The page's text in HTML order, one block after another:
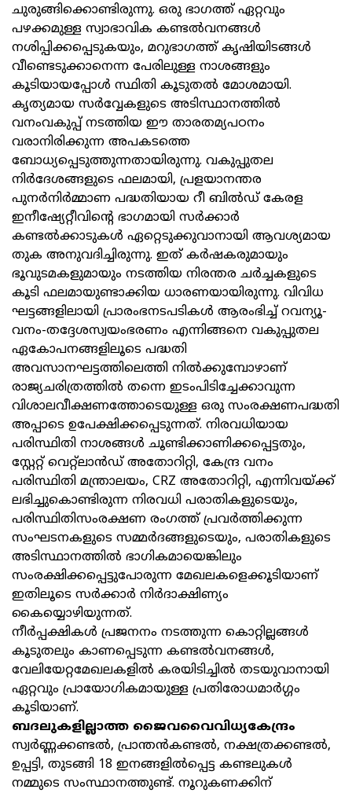
ചുരുങ്ങിക്കൊണ്ടിരുന്നു. ഒരു ഭാഗത്ത് ഏറ്റവും
പഴക്കമുള്ള സ്വാഭാവിക കണ്ടല്‍വനങ്ങള്‍
നശിപ്പിക്കപ്പെടുകയും, മറുഭാഗത്ത് കൃഷിയിടങ്ങള്‍
വീണ്ടെടുക്കാനെന്ന പേരിലുള്ള നാശങ്ങളും
കൂടിയായപ്പോള്‍ സ്ഥിതി കൂടുതല്‍ മോശമായി.
കൃത്യമായ സര്‍വ്വേകളുടെ അടിസ്ഥാനത്തില്‍
വനംവകുപ്പ് നടത്തിയ ഈ താരതമ്യപഠനം
വരാനിരിക്കുന്ന അപകടത്തെ
ബോധ്യപ്പെടുത്തുന്നതായിരുന്നു. വകുപ്പുതല
നിര്‍ദേശങ്ങളുടെ ഫലമായി, പ്രളയാനന്തര
പുനര്‍നിര്‍മ്മാണ പദ്ധതിയായ റീ ബില്‍ഡ് കേരള
ഇനീഷ്യേറ്റീവിന്റെ ഭാഗമായി സര്‍ക്കാര്‍
കണ്ടല്‍ക്കാടുകള്‍ ഏറ്റെടുക്കുവാനായി ആവശ്യമായ
തുക അനുവദിച്ചിരുന്നു. ഇത് കര്‍ഷകരുമായും
ഭൂവുടമകളുമായും നടത്തിയ നിരന്തര ചര്‍ച്ചകളുടെ
കൂടി ഫലമായുണ്ടാക്കിയ ധാരണയായിരുന്നു. വിവിധ
ഘട്ടങ്ങളിലായി പ്രാരംഭനടപടികള്‍ ആരംഭിച്ച് റവന്യൂ-
വനം-തദ്ദേശസ്വയംഭരണം എന്നിങ്ങനെ വകുപ്പുതല
ഏകോപനങ്ങളിലൂടെ പദ്ധതി
അവസാനഘട്ടത്തിലെത്തി നില്‍ക്കുമ്പോഴാണ്
രാജ്യചരിത്രത്തില്‍ തന്നെ ഇടംപിടിച്ചേക്കാവുന്ന
വിശാലവീക്ഷണത്തോടെയുള്ള ഒരു സംരക്ഷണപദ്ധതി
അപ്പാടെ ഉപേക്ഷിക്കപ്പെടുന്നത്. നിരവധിയായ
പരിസ്ഥിതി നാശങ്ങള്‍ ചൂണ്ടിക്കാണിക്കപ്പെട്ടതും,
സ്റ്റേറ്റ് വെറ്റ്ലാന്‍ഡ് അതോറിറ്റി, കേന്ദ്ര വനം
പരിസ്ഥിതി മന്ത്രാലയം, CRZ അതോറിറ്റി, എന്നിവയ്ക്ക്
ലഭിച്ചുകൊണ്ടിരുന്ന നിരവധി പരാതികളുടെയും,
പരിസ്ഥിതിസംരക്ഷണ രംഗത്ത് പ്രവര്‍ത്തിക്കുന്ന
സംഘടനകളുടെ സമ്മര്‍ദങ്ങളുടെയും, പരാതികളുടെ
അടിസ്ഥാനത്തില്‍ ഭാഗികമായെങ്കിലും
സംരക്ഷിക്കപ്പെട്ടുപോരുന്ന മേഖലകളെക്കൂടിയാണ്
ഇതിലൂടെ സര്‍ക്കാര്‍ നിര്‍ദാക്ഷിണ്യം
കൈയ്യൊഴിയുന്നത്.
നീര്‍പ്പക്ഷികള്‍ പ്രജനനം നടത്തുന്ന കൊറ്റില്ലങ്ങള്‍
കൂടുതലും കാണപ്പെടുന്ന കണ്ടല്‍വനങ്ങള്‍,
വേലിയേറ്റമേഖലകളില്‍ കരയിടിച്ചില്‍ തടയുവാനായി
ഏറ്റവും പ്രായോഗികമായുള്ള പ്രതിരോധമാര്‍ഗ്ഗം
കൂടിയാണ്.
ബദലുകളില്ലാത്ത ജൈവവൈവിധ്യകേന്ദ്രം
സ്വർണ്ണക്കണ്ടൽ, പ്രാന്തൻകണ്ടൽ, നക്ഷത്രക്കണ്ടൽ,
ഉപ്പട്ടി, തുടങ്ങി 18 ഇനങ്ങളിൽപ്പെട്ട കണ്ടലുകൾ
നമ്മുടെ സംസ്ഥാനത്തുണ്ട്. നൂറുകണക്കിന്